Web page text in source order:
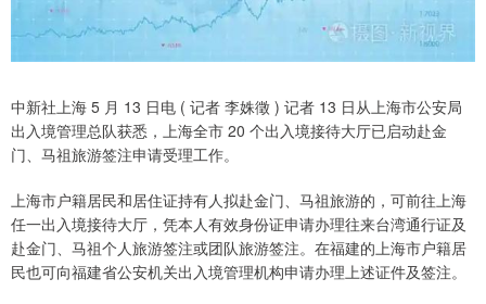
中新社上海 5 月 13 日电 ( 记者 李姝徵 ) 记者 13 日从上海市公安局
出入境管理总队获悉，上海全市 20 个出入境接待大厅已启动赴金
门、马祖旅游签注申请受理工作。
上海市户籍居民和居住证持有人拟赴金门、马祖旅游的，可前往上海
任一出入境接待大厅，凭本人有效身份证申请办理往来台湾通行证及
赴金门、马祖个人旅游签注或团队旅游签注。在福建的上海市户籍居
民也可向福建省公安机关出入境管理机构申请办理上述证件及签注。